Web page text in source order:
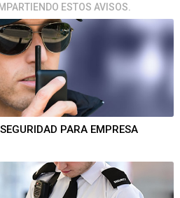
ESTOS AVISOS.
PARA EMPRESA